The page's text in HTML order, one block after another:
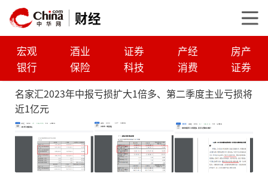
财经
宏观 酒业 证券 产经
房产
银行
保险 科技 消费
证券
名家汇2023年中报亏损扩大1倍多、第二季度主业亏损将
近1亿元